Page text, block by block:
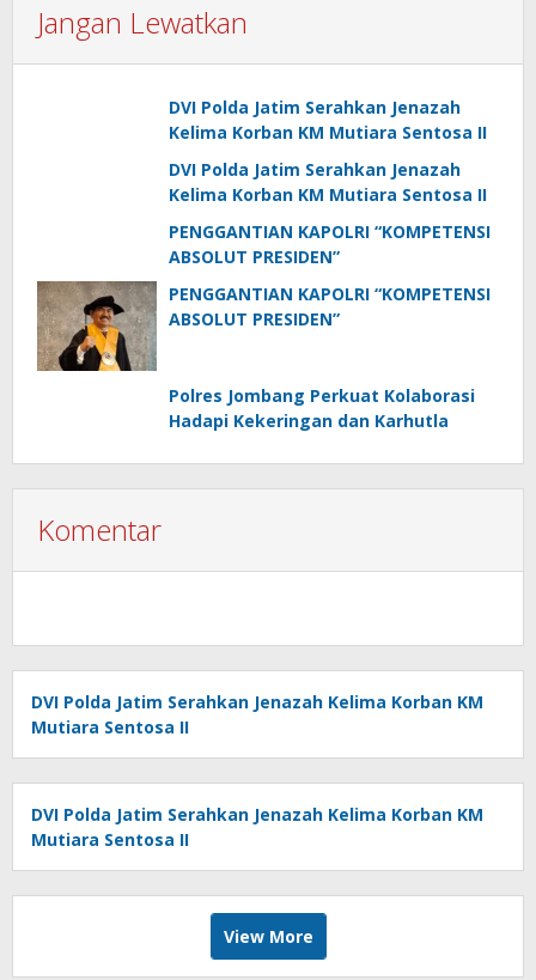
Jangan Lewatkan
DVI Polda Jatim Serahkan Jenazah
Kelima Korban KM Mutiara Sentosa II
DVI Polda Jatim Serahkan Jenazah
Kelima Korban KM Mutiara Sentosa II
PENGGANTIAN KAPOLRI “KOMPETENSI
ABSOLUT PRESIDEN”
PENGGANTIAN KAPOLRI “KOMPETENSI
ABSOLUT PRESIDEN”
Polres Jombang Perkuat Kolaborasi
Hadapi Kekeringan dan Karhutla
Komentar
DVI Polda Jatim Serahkan Jenazah Kelima Korban KM
Mutiara Sentosa II
DVI Polda Jatim Serahkan Jenazah Kelima Korban KM
Mutiara Sentosa II
View More